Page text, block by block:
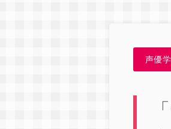
声優